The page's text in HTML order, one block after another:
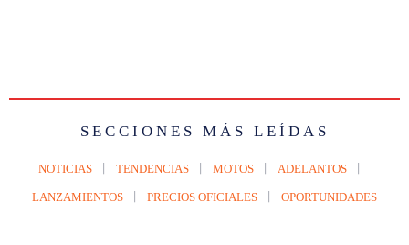
SECCIONES MÁS LEÍDAS
NOTICIAS TENDENCIAS MOTOS ADELANTOS
LANZAMIENTOS PRECIOS OFICIALES OPORTUNIDADES